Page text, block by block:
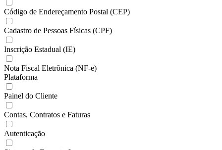
Código de Endereçamento Postal (CEP)
Cadastro de Pessoas Físicas (CPF)
Inscrição Estadual (IE)
Nota Fiscal Eletrônica (NF-e)
Plataforma
Painel do Cliente
Contas, Contratos e Faturas
Autenticação